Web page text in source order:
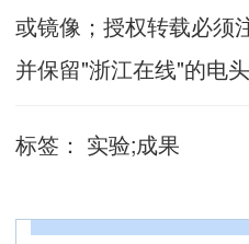
或镜像；授权转载必须
并保留"浙江在线"的电头
标签： 实验;成果